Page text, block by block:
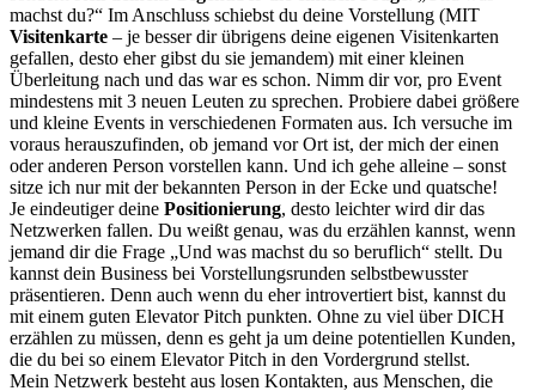
machst du?“ Im Anschluss schiebst du deine Vorstellung (MIT
Visitenkarte – je besser dir übrigens deine eigenen Visitenkarten
gefallen, desto eher gibst du sie jemandem) mit einer kleinen
Überleitung nach und das war es schon. Nimm dir vor, pro Event
mindestens mit 3 neuen Leuten zu sprechen. Probiere dabei größere
und kleine Events in verschiedenen Formaten aus. Ich versuche im
voraus herauszufinden, ob jemand vor Ort ist, der mich der einen
oder anderen Person vorstellen kann. Und ich gehe alleine – sonst
sitze ich nur mit der bekannten Person in der Ecke und quatsche!
Je eindeutiger deine Positionierung, desto leichter wird dir das
Netzwerken fallen. Du weißt genau, was du erzählen kannst, wenn
jemand dir die Frage „Und was machst du so beruflich“ stellt. Du
kannst dein Business bei Vorstellungsrunden selbstbewusster
präsentieren. Denn auch wenn du eher introvertiert bist, kannst du
mit einem guten Elevator Pitch punkten. Ohne zu viel über DICH
erzählen zu müssen, denn es geht ja um deine potentiellen Kunden,
die du bei so einem Elevator Pitch in den Vordergrund stellst.
Mein Netzwerk besteht aus losen Kontakten, aus Menschen, die